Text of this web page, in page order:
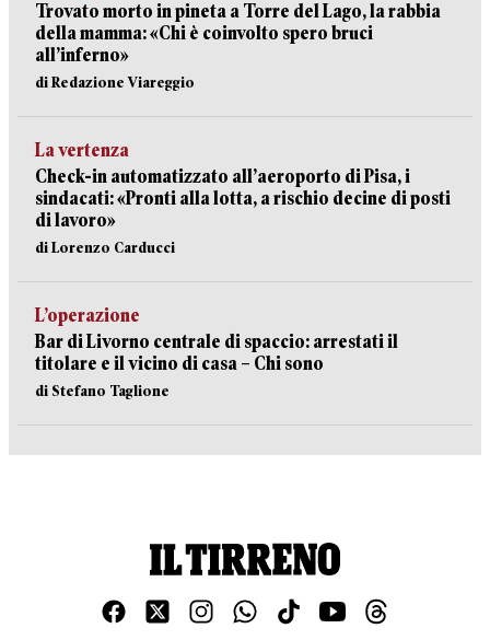
Trovato morto in pineta a Torre del Lago, la rabbia
della mamma: «Chi è coinvolto spero bruci
all’inferno»
di Redazione Viareggio
La vertenza
Check-in automatizzato all’aeroporto di Pisa, i
sindacati: «Pronti alla lotta, a rischio decine di posti
di lavoro»
di Lorenzo Carducci
L’operazione
Bar di Livorno centrale di spaccio: arrestati il
titolare e il vicino di casa – Chi sono
di Stefano Taglione